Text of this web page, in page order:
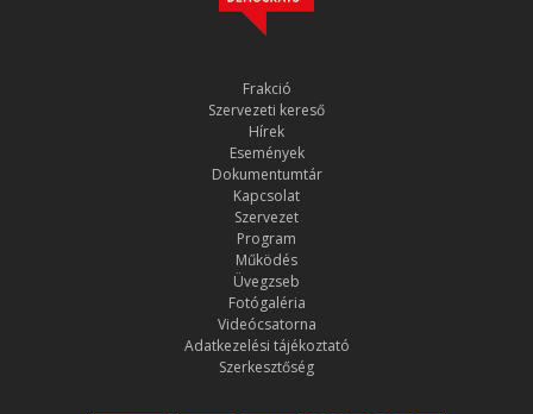
Frakció
Szervezeti kereső
Hírek
Események
Dokumentumtár
Kapcsolat
Szervezet
Program
Működés
Üvegzseb
Fotógaléria
Videócsatorna
Adatkezelési tájékoztató
Szerkesztőség